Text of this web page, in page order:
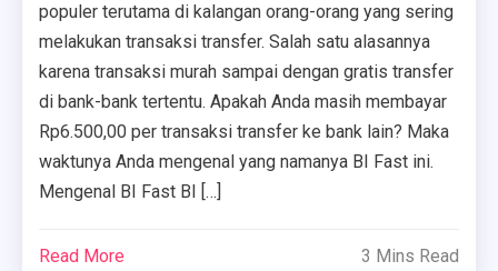
populer terutama di kalangan orang-orang yang sering
melakukan transaksi transfer. Salah satu alasannya
karena transaksi murah sampai dengan gratis transfer
di bank-bank tertentu. Apakah Anda masih membayar
Rp6.500,00 per transaksi transfer ke bank lain? Maka
waktunya Anda mengenal yang namanya BI Fast ini.
Mengenal BI Fast BI […]
Read More 3 Mins Read